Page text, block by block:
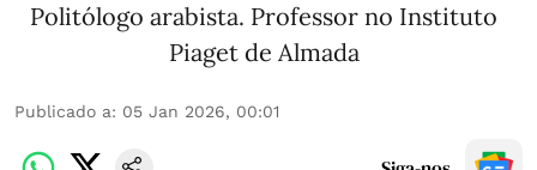
Politólogo arabista. Professor no Instituto
Piaget de Almada
Publicado a: 05 Jan 2026, 00:01